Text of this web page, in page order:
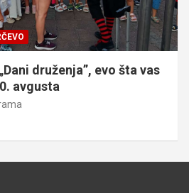
druženja”, evo šta vas
avgusta